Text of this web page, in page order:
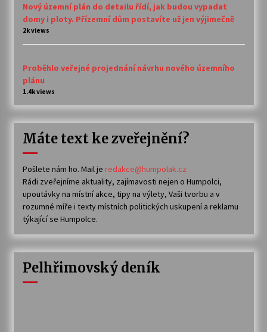
Nový územní plán do detailu řídí, jak budou vypadat
domy i ploty. Přízemní dům postavíte už jen výjimečně
2k views
Proběhlo veřejné projednání návrhu nového územního
plánu
1.4k views
Máte text ke zveřejnění?
Pošlete nám ho. Mail je redakce@humpolak.cz
Rádi zveřejníme aktuality, zajímavosti nejen o Humpolci,
upoutávky na místní akce, tipy na výlety, Vaši tvorbu a v
rozumné míře i texty místních politických uskupení a reklamu
týkající se Humpolce.
Pelhřimovský deník